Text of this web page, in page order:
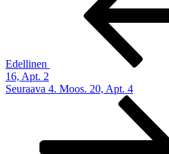
Edellinen
16, Apt. 2
Seuraava
Seuraava 4. Moos. 20, Apt. 4